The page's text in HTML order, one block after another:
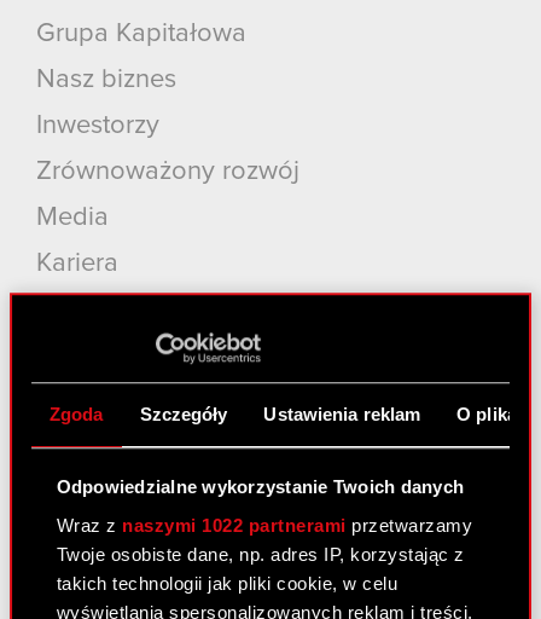
Zgoda Szczegóły Ustawienia reklam O
Odpowiedzialne wykorzystanie Twoich danych
Wraz z naszymi 1022 partnerami przetwarzamy
Twoje osobiste dane, np. adres IP, korzystając z
takich technologii jak pliki cookie, w celu
wyświetlania spersonalizowanych reklam i treści,
Grupa Kapitałowa
Nasz biznes
Inwestorzy
Zrównoważony rozwój
Media
Kariera
Produkty
Wiedźmin 3: Dziki Gon
Wiedźmin 2: Zabójcy Królów